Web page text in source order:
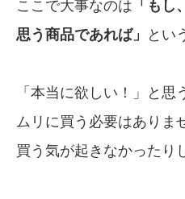
ここで大事なのは 「も
思う商品であれば」
とい
「本当に欲しい！」と
ムリに買う必要はありま
買う気が起きなかったり